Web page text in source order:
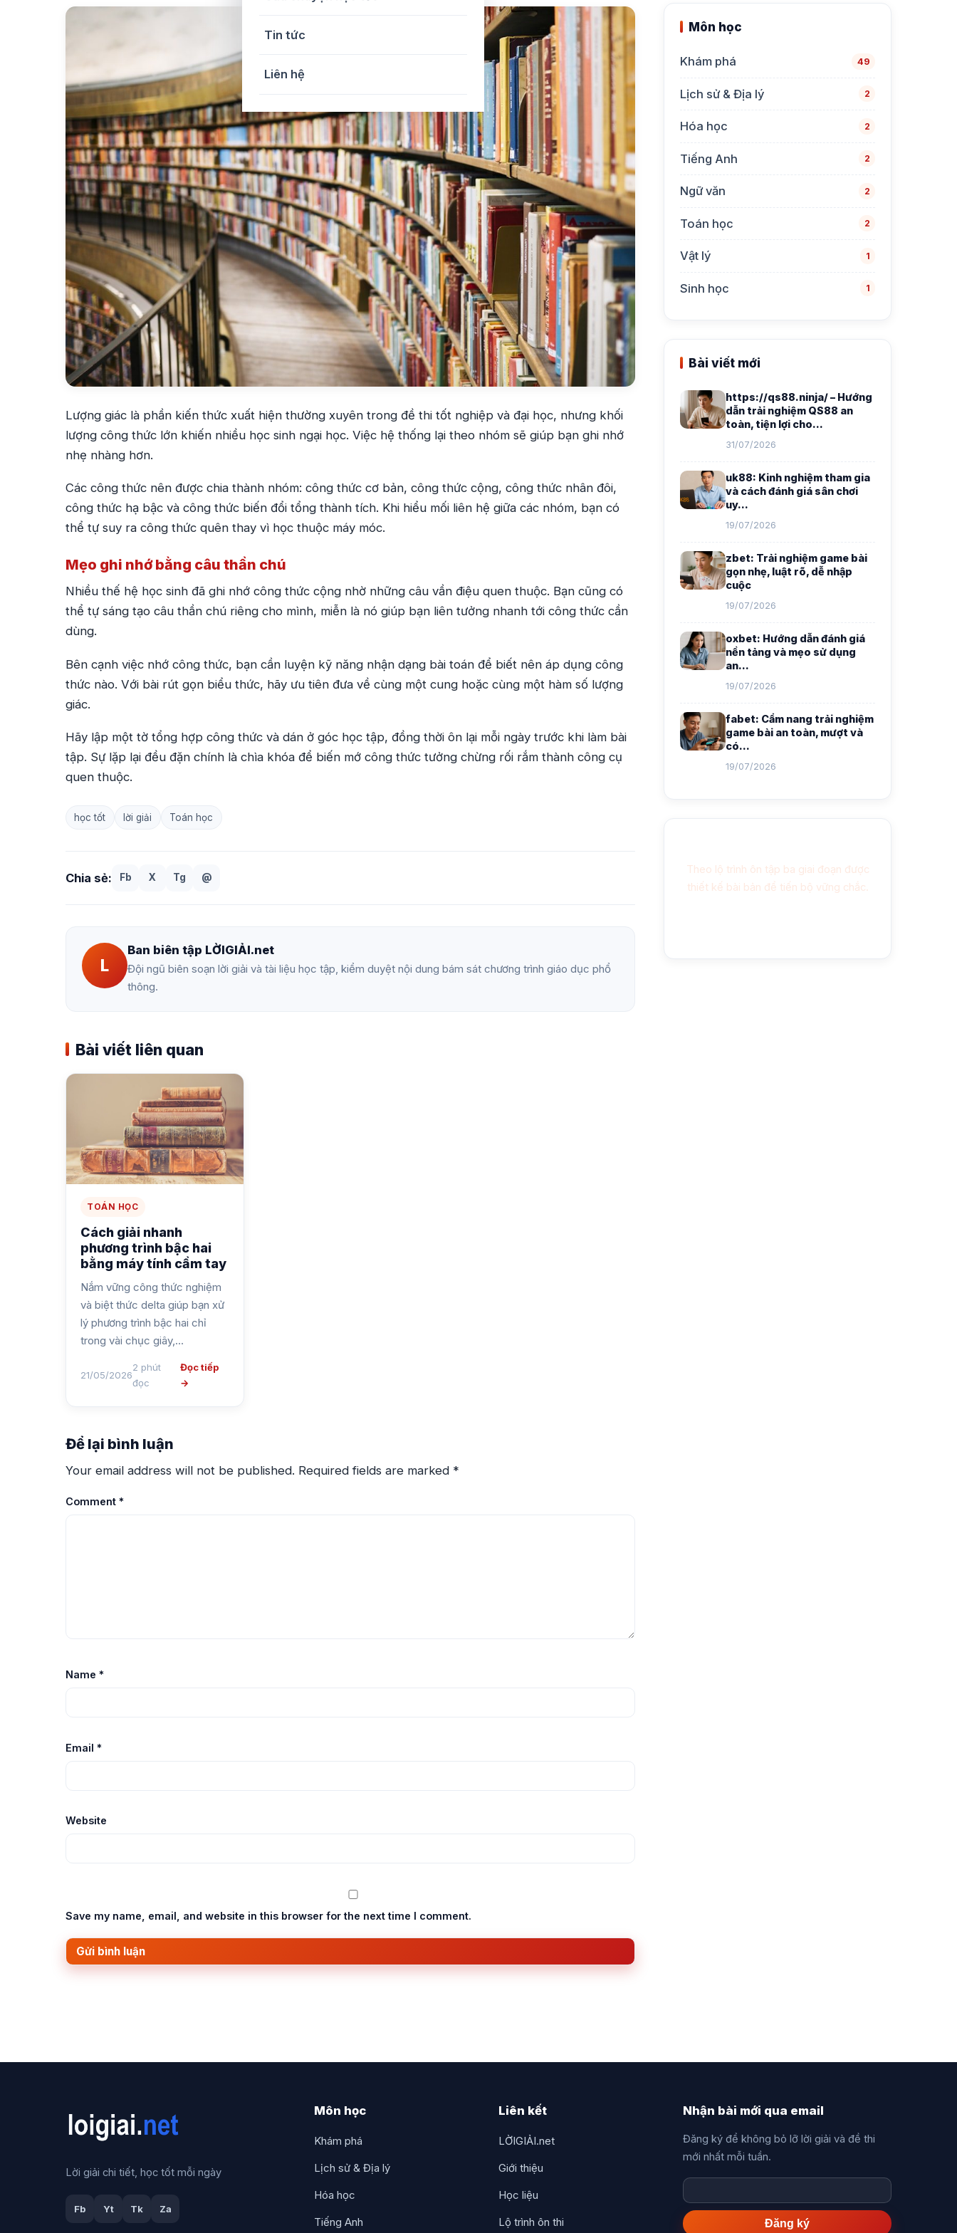
Tin tức
Liên hệ
Lượng giác là phần kiến thức xuất hiện thường xuyên trong đề thi tốt nghiệp và đại học, nhưng khối
lượng công thức lớn khiến nhiều học sinh ngại học. Việc hệ thống lại theo nhóm sẽ giúp bạn ghi nhớ
nhẹ nhàng hơn.
Các công thức nên được chia thành nhóm: công thức cơ bản, công thức cộng, công thức nhân đôi,
công thức hạ bậc và công thức biến đổi tổng thành tích. Khi hiểu mối liên hệ giữa các nhóm, bạn có
thể tự suy ra công thức quên thay vì học thuộc máy móc.
Mẹo ghi nhớ bằng câu thần chú
Nhiều thế hệ học sinh đã ghi nhớ công thức cộng nhờ những câu vần điệu quen thuộc. Bạn cũng có
thể tự sáng tạo câu thần chú riêng cho mình, miễn là nó giúp bạn liên tưởng nhanh tới công thức cần
dùng.
Bên cạnh việc nhớ công thức, bạn cần luyện kỹ năng nhận dạng bài toán để biết nên áp dụng công
thức nào. Với bài rút gọn biểu thức, hãy ưu tiên đưa về cùng một cung hoặc cùng một hàm số lượng
giác.
Hãy lập một tờ tổng hợp công thức và dán ở góc học tập, đồng thời ôn lại mỗi ngày trước khi làm bài
tập. Sự lặp lại đều đặn chính là chìa khóa để biến mớ công thức tưởng chừng rối rắm thành công cụ
quen thuộc.
học tốt lời giải Toán học
Chia sẻ: Fb X Tg @
L
Ban biên tập LỜIGIẢI.net
Đội ngũ biên soạn lời giải và tài liệu học tập, kiểm duyệt nội dung bám sát chương trình giáo dục phổ
thông.
Bài viết liên quan
TOÁN HỌC
Cách giải nhanh
phương trình bậc hai
bằng máy tính cầm tay
Nắm vững công thức nghiệm
và biệt thức delta giúp bạn xử
lý phương trình bậc hai chỉ
trong vài chục giây,…
21/05/2026
2 phút
đọc
Đọc tiếp
→
Để lại bình luận
Your email address will not be published. Required fields are marked *
Comment *
Name *
Email *
Website
Save my name, email, and website in this browser for the next time I comment.
lời
giải
Môn học
Khám phá 49
Lịch sử & Địa lý 2
Hóa học 2
Tiếng Anh 2
Ngữ văn 2
Toán học 2
Vật lý 1
Sinh học 1
Bài viết mới
https://qs88.ninja/ – Hướng
dẫn trải nghiệm QS88 an
toàn, tiện lợi cho…
31/07/2026
uk88: Kinh nghiệm tham gia
và cách đánh giá sân chơi
uy…
19/07/2026
zbet: Trải nghiệm game bài
gọn nhẹ, luật rõ, dễ nhập
cuộc
19/07/2026
oxbet: Hướng dẫn đánh giá
nền tảng và mẹo sử dụng
an…
19/07/2026
fabet: Cẩm nang trải nghiệm
game bài an toàn, mượt và
có…
19/07/2026
Theo lộ trình ôn tập ba giai đoạn được
thiết kế bài bản để tiến bộ vững chắc.
Lời giải chi tiết, học tốt mỗi ngày
Fb Yt Tk Za
Môn học
Khám phá
Lịch sử & Địa lý
Hóa học
Tiếng Anh
Liên kết
LỜIGIẢI.net
Giới thiệu
Học liệu
Lộ trình ôn thi
Nhận bài mới qua email
Đăng ký để không bỏ lỡ lời giải và đề thi
mới nhất mỗi tuần.
Nhập
email
của
Đăng ký